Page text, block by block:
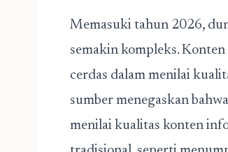
Memasuki tahun 2026,
semakin kompleks.
cerdas dalam menilai
sumber menegaskan
menilai kualitas konten